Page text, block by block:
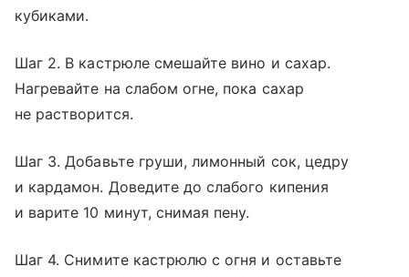
кубиками.
Шаг 2. В кастрюле смешайте вино и сахар.
Нагревайте на слабом огне, пока сахар
не растворится.
Шаг 3. Добавьте груши, лимонный сок, цедру
и кардамон. Доведите до слабого кипения
и варите 10 минут, снимая пену.
Шаг 4. Снимите кастрюлю с огня и оставьте